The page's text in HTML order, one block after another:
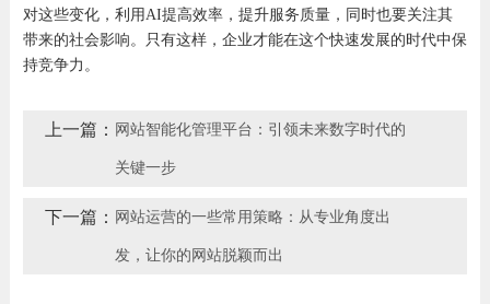
对这些变化，利用AI提高效率，提升服务质量，同时也要关注其
带来的社会影响。只有这样，企业才能在这个快速发展的时代中保
持竞争力。
上一篇： 网站智能化管理平台：引领未来数字时代的
关键一步
下一篇： 网站运营的一些常用策略：从专业角度出
发，让你的网站脱颖而出